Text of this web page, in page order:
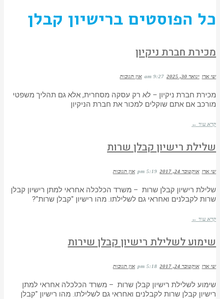
כל הפוסטים ברישיון קבלן
מכירת חברת ניקיון
שי ארז ינואר 30, 2025 9:27 am אין תגובות
מכירת חברת ניקיון – לא רק עסקה מסחרית, אלא גם תהליך משפטי
מורכב אם אתם שוקלים למכור את חברת הניקיון
קרא עוד ←
שלילת רישיון קבלן שרות
שי ארז אוקטובר 24, 2017 5:19 pm אין תגובות
שלילת רישיון קבלן שרות – משרד הכלכלה אחראי למתן רישיון קבלן
שרות לקבלנים ואחראי גם לשלילתו. מהו רישיון "קבלן שרות"?
קרא עוד ←
שימוע לשלילת רישיון קבלן שירות
שי ארז אוקטובר 24, 2017 5:18 pm אין תגובות
שימוע לשלילת רישיון קבלן שרות – משרד הכלכלה אחראי למתן
רישיון קבלן שרות לקבלנים ואחראי גם לשלילתו. מהו רישיון "קבלן